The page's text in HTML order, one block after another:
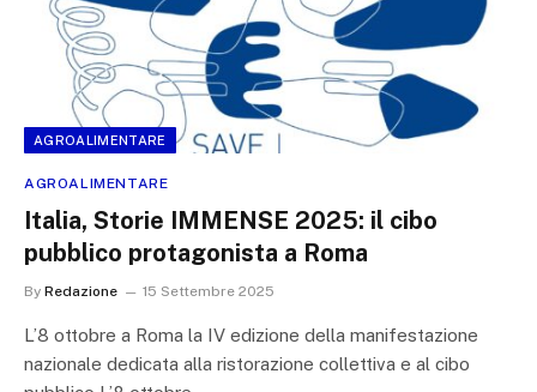
AGROALIMENTARE
AGROALIMENTARE
Italia, Storie IMMENSE 2025: il cibo
pubblico protagonista a Roma
By Redazione 15 Settembre 2025
L’8 ottobre a Roma la IV edizione della manifestazione
nazionale dedicata alla ristorazione collettiva e al cibo